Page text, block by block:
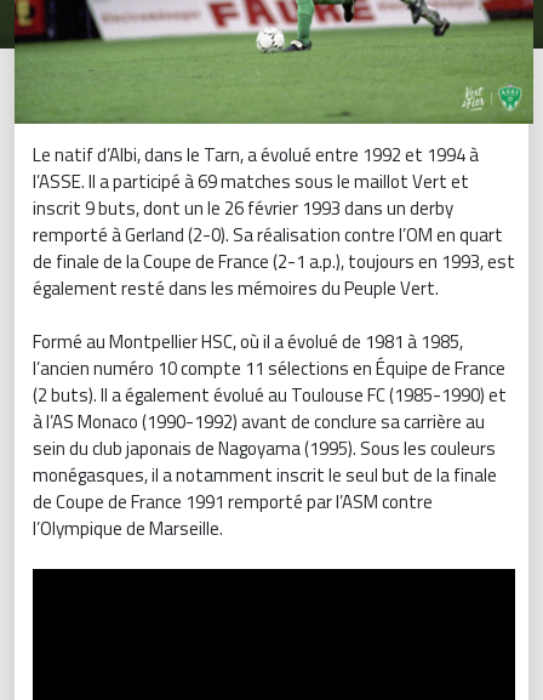
Le natif d’Albi, dans le Tarn, a évolué entre 1992 et 1994 à
l’ASSE. Il a participé à 69 matches sous le maillot Vert et
inscrit 9 buts, dont un le 26 février 1993 dans un derby
remporté à Gerland (2-0). Sa réalisation contre l’OM en quart
de finale de la Coupe de France (2-1 a.p.), toujours en 1993, est
également resté dans les mémoires du Peuple Vert.
Formé au Montpellier HSC, où il a évolué de 1981 à 1985,
l’ancien numéro 10 compte 11 sélections en Équipe de France
(2 buts). Il a également évolué au Toulouse FC (1985-1990) et
à l’AS Monaco (1990-1992) avant de conclure sa carrière au
sein du club japonais de Nagoyama (1995). Sous les couleurs
monégasques, il a notamment inscrit le seul but de la finale
de Coupe de France 1991 remporté par l’ASM contre
l’Olympique de Marseille.